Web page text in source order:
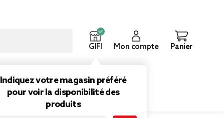
GIFI
Indiquez votre magasin préféré
pour voir la disponibilité des
produits
Mon compte Panier